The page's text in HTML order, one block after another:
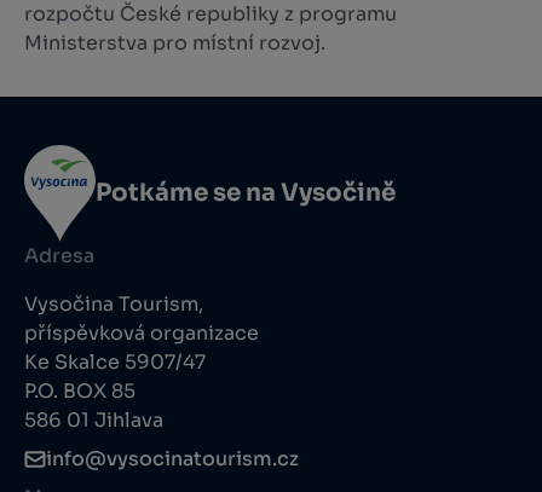
rozpočtu České republiky z programu
Ministerstva pro místní rozvoj.
Potkáme se na Vysočině
Adresa
Vysočina Tourism,
příspěvková organizace
Ke Skalce 5907/47
P.O. BOX 85
586 01 Jihlava
info@vysocinatourism.cz